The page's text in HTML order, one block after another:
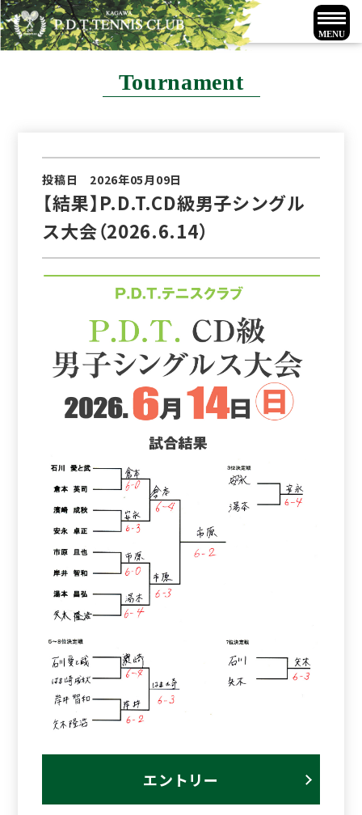
Tournament
投稿日 2026年05月09日
【結果】P.D.T.CD級男子シングル
ス大会（2026.6.14）
エントリー